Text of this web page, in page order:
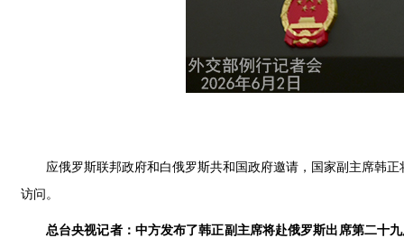
应俄罗斯联邦政府和白俄罗斯共和国政府邀请，国家副主席韩
访问。
总台央视记者：中方发布了韩正副主席将赴俄罗斯出席第二十